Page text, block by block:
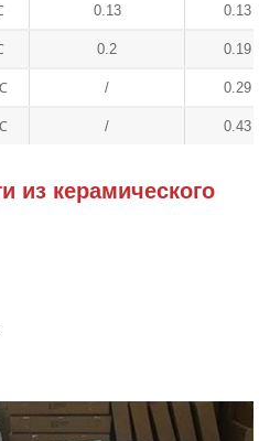
0.13 0.13
0.2 0.19
/ 0.29
/ 0.43
из керамического